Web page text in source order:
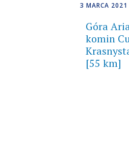
3 MARCA 2021
Góra
komin
[55 km]